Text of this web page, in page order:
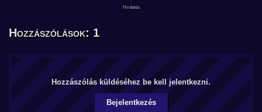
Hozzászólások: 1
Hozzászólás küldéséhez be kell jelentkezni.
Bejelentkezés